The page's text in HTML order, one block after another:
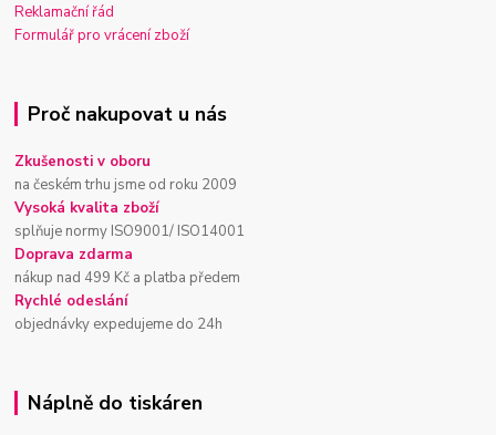
Reklamační řád
Formulář pro vrácení zboží
Proč nakupovat u nás
Zkušenosti v oboru
na českém trhu jsme od roku 2009
Vysoká kvalita zboží
splňuje normy ISO9001/ ISO14001
Doprava zdarma
nákup nad 499 Kč a platba předem
Rychlé odeslání
objednávky expedujeme do 24h
Náplně do tiskáren